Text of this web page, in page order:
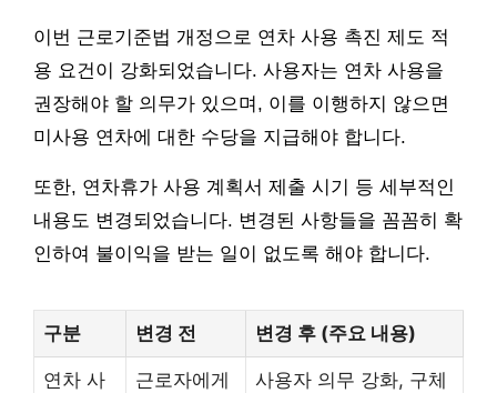
이번 근로기준법 개정으로 연차 사용 촉진 제도 적
용 요건이 강화되었습니다. 사용자는 연차 사용을
권장해야 할 의무가 있으며, 이를 이행하지 않으면
미사용 연차에 대한 수당을 지급해야 합니다.
또한, 연차휴가 사용 계획서 제출 시기 등 세부적인
내용도 변경되었습니다. 변경된 사항들을 꼼꼼히 확
인하여 불이익을 받는 일이 없도록 해야 합니다.
구분 변경 전 변경 후 (주요 내용)
연차 사
근로자에게
사용자 의무 강화, 구체